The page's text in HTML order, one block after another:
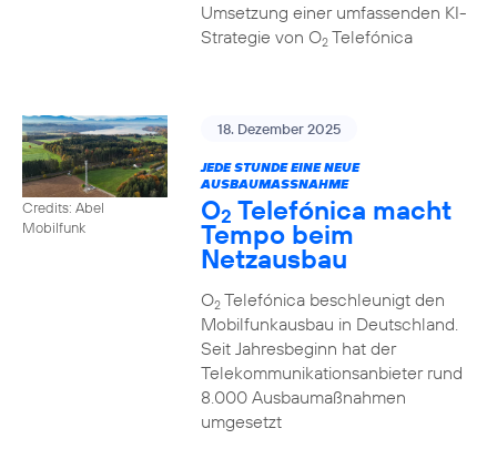
Umsetzung einer umfassenden KI-
Strategie von O2Telefónica
Credits: Abel
Mobilfunk
18. Dezember 2025
JEDE STUNDE EINE NEUE
AUSBAUMASSNAHME
O2 Telefónica macht
Tempo beim
Netzausbau
O2Telefónica beschleunigt den
Mobilfunkausbau in Deutschland.
Seit Jahresbeginn hat der
Telekommunikationsanbieter rund
8.000 Ausbaumaßnahmen
umgesetzt